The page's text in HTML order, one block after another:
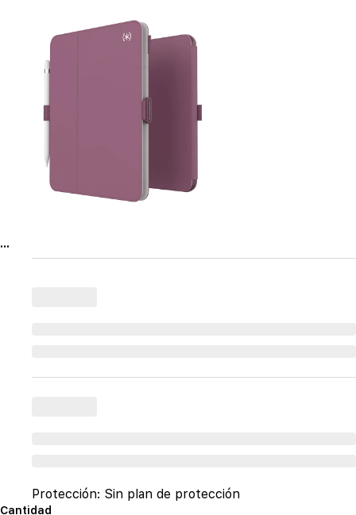
...
Protección: Sin plan de protección
Cantidad